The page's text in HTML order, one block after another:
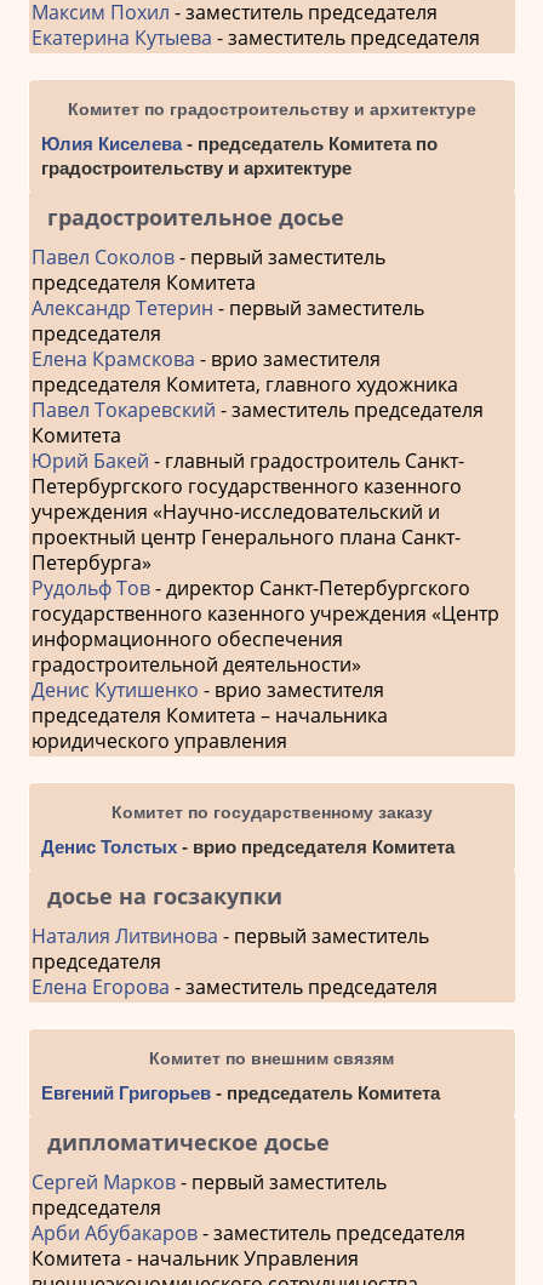
Максим Похил - заместитель председателя
Екатерина Кутыева - заместитель председателя
Комитет по градостроительству и архитектуре
Юлия Киселева- председатель Комитета по
градостроительству и архитектуре
градостроительное досье
Павел Соколов- первый заместитель
председателя Комитета
Александр Тетерин - первый заместитель
председателя
Елена Крамскова - врио заместителя
председателя Комитета, главного художника
Павел Токаревский - заместитель председателя
Комитета
Юрий Бакей - главный градостроитель Санкт-
Петербургского государственного казенного
учреждения «Научно-исследовательский и
проектный центр Генерального плана Санкт-
Петербурга»
Рудольф Тов- директор Санкт-Петербургского
государственного казенного учреждения «Центр
информационного обеспечения
градостроительной деятельности»
Денис Кутишенко - врио заместителя
председателя Комитета – начальника
юридического управления
Комитет по государственному заказу
Денис Толстых- врио председателя Комитета
досье на госзакупки
Наталия Литвинова - первый заместитель
председателя
Елена Егорова - заместитель председателя
Комитет по внешним связям
Евгений Григорьев- председатель Комитета
дипломатическое досье
Сергей Марков- первый заместитель
председателя
Арби Абубакаров- заместитель председателя
Комитета - начальник Управления